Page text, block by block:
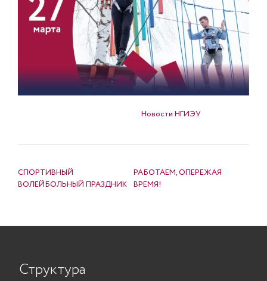
Новости НГИЭУ
СПОРТИВНЫЙ
ВОЛЕЙБОЛЬНЫЙ ПРАЗДНИК
РАБОТАЕМ, ОПЕРЕЖАЯ
ВРЕМЯ!
Структура